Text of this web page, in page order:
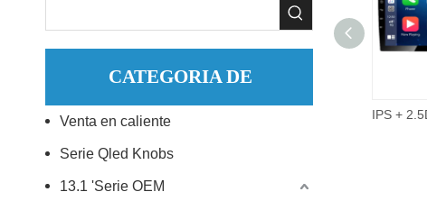
CATEGORIA DE
PRODUCTO
Venta en caliente
Serie Qled Knobs
13.1 'Serie OEM